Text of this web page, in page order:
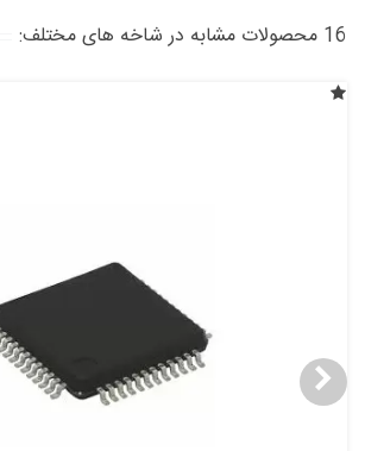
16 محصولات مشابه در شاخه های مختلف: